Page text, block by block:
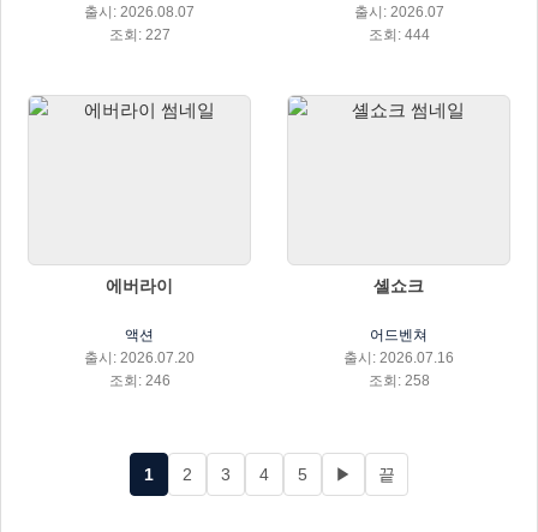
출시: 2026.08.07
조회: 227
출시: 2026.07
조회: 444
에버라이
액션
출시: 2026.07.20
조회: 246
셸쇼크
어드벤쳐
출시: 2026.07.16
조회: 258
1 2 3 4 5 ▶ 끝